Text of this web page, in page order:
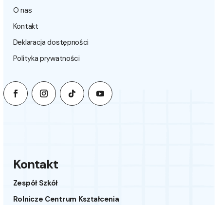
Kontakt
Zespół Szkół
Rolnicze Centrum Kształcenia
O nas
Kontakt
Deklaracja dostępności
Polityka prywatności